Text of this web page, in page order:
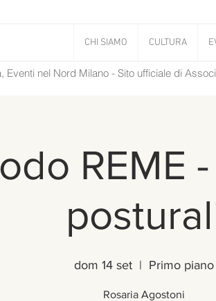
CHI SIAMO CULTURA
Eventi nel Nord Milano - Sito ufficiale di
REME
dom 14 set
  |
Primo piano
Rosaria Agostoni